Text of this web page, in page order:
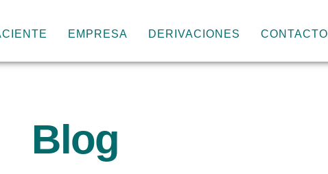
EMPRESA DERIVACIONES CONTACTO
Blog